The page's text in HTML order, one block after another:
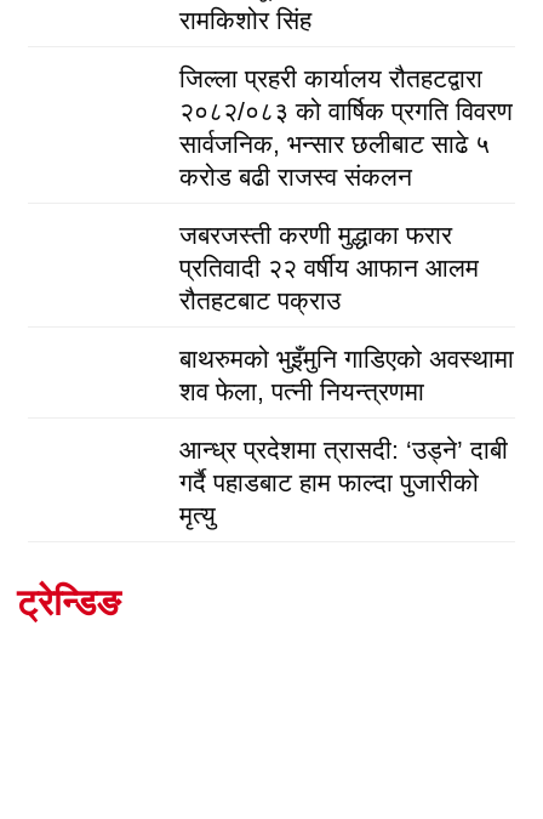
रामकिशोर सिंह ​
जिल्ला प्रहरी कार्यालय रौतहटद्वारा
२०८२/०८३ को वार्षिक प्रगति विवरण
सार्वजनिक, भन्सार छलीबाट साढे ५
करोड बढी राजस्व संकलन
जबरजस्ती करणी मुद्धाका फरार
प्रतिवादी २२ वर्षीय आफान आलम
रौतहटबाट पक्राउ
बाथरुमको भुइँमुनि गाडिएको अवस्थामा
शव फेला, पत्नी नियन्त्रणमा
आन्ध्र प्रदेशमा त्रासदी: ‘उड्ने’ दाबी
गर्दै पहाडबाट हाम फाल्दा पुजारीको
मृत्यु
ट्रेन्डिङ